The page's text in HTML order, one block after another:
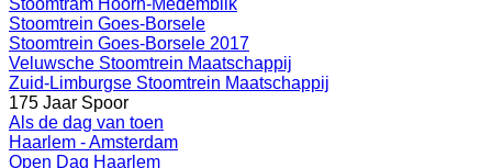
Stoomtram Hoorn-Medemblik
Stoomtrein Goes-Borsele
Stoomtrein Goes-Borsele 2017
Veluwsche Stoomtrein Maatschappij
Zuid-Limburgse Stoomtrein Maatschappij
175 Jaar Spoor
Als de dag van toen
Haarlem - Amsterdam
Open Dag Haarlem